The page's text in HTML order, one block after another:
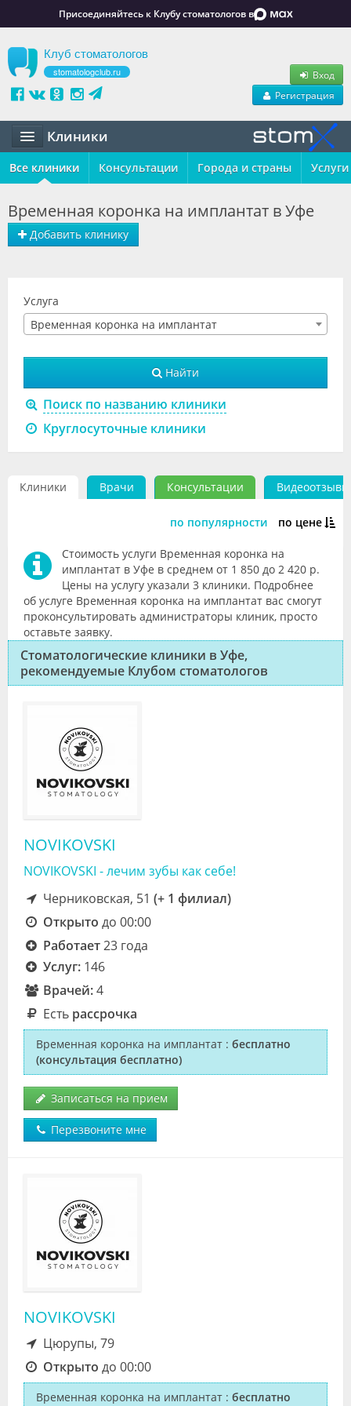
Присоединяйтесь к Клубу стоматологов в
Клуб стоматологов
stomatologclub.ru
Вход
Регистрация
Клиники
Статьи
Обучение
Резюме
Объявления
Форум
Клиники
Лаборатории
Все клиники Консультации Города и страны Услуги
Добавить клинику
Временная коронка на имплантат в Уфе
Услуга
Временная коронка на имплантат
Найти
Поиск по названию клиники
Круглосуточные клиники
Клиники Врачи Консультации Видеоотзывы
по популярности по цене
Стоимость услуги Временная коронка на
имплантат в Уфе в среднем от 1 850 до 2 420 р.
Цены на услугу указали 3 клиники. Подробнее
об услуге Временная коронка на имплантат вас смогут
проконсультировать администраторы клиник, просто
оставьте заявку.
Стоматологические клиники в Уфе,
рекомендуемые Клубом стоматологов
NOVIKOVSKI
NOVIKOVSKI - лечим зубы как себе!
Черниковская, 51 (+ 1 филиал)
Открыто до 00:00
Работает23 года
Услуг:146
Врачей:4
Есть рассрочка
Временная коронка на имплантат : бесплатно
(консультация бесплатно)
Записаться на прием
Перезвоните мне
NOVIKOVSKI
Цюрупы, 79
Открыто до 00:00
Временная коронка на имплантат : бесплатно